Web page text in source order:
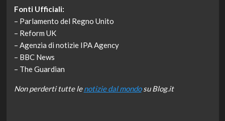
Fonti Ufficiali:
– Parlamento del Regno Unito
– Reform UK
– Agenzia di notizie IPA Agency
– BBC News
– The Guardian
Non perderti tutte lenotizie dal mondosu Blog.it